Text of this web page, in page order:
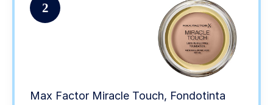
2
Max Factor Miracle Touch, Fondotinta